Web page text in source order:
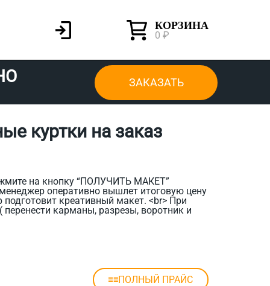
КОРЗИНА
0 ₽
ЗАКАЗАТЬ
куртки на заказ
на кнопку “ПОЛУЧИТЬ МАКЕТ”
оперативно вышлет итоговую цену
креативный макет. <br> При
карманы, разрезы, воротник и
ПОЛНЫЙ ПРАЙС